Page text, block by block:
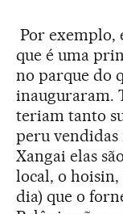
Por exemplo,
que é uma
no parque do
inauguraram.
teriam tanto
peru vendidas
Xangai elas
local, o
dia) que o